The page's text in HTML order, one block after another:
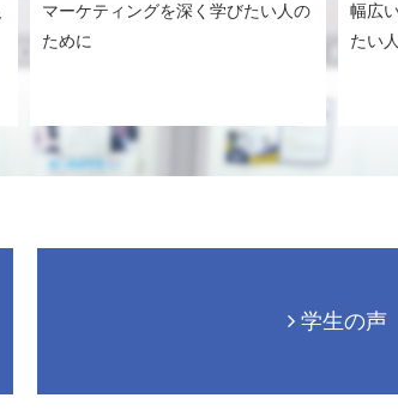
マーケティングを深く学びたい人の
ために
幅広
たい
学生の声